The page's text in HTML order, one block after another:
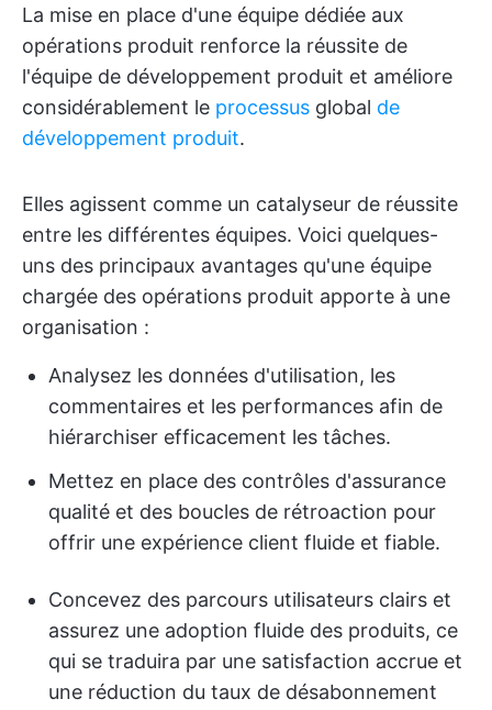
La mise en place d'une équipe dédiée aux
opérations produit renforce la réussite de
l'équipe de développement produit et améliore
considérablement le processus global de
développement produit.
Elles agissent comme un catalyseur de réussite
entre les différentes équipes. Voici quelques-
uns des principaux avantages qu'une équipe
chargée des opérations produit apporte à une
organisation :
Analysez les données d'utilisation, les
commentaires et les performances afin de
hiérarchiser efficacement les tâches.
Mettez en place des contrôles d'assurance
qualité et des boucles de rétroaction pour
offrir une expérience client fluide et fiable.
Concevez des parcours utilisateurs clairs et
assurez une adoption fluide des produits, ce
qui se traduira par une satisfaction accrue et
une réduction du taux de désabonnement